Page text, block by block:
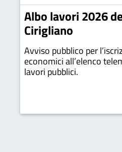
Albo lavori 2026
Cirigliano
Avviso pubblico per
economici all’elenco
lavori pubblici.